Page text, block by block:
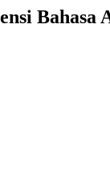
Bahasa